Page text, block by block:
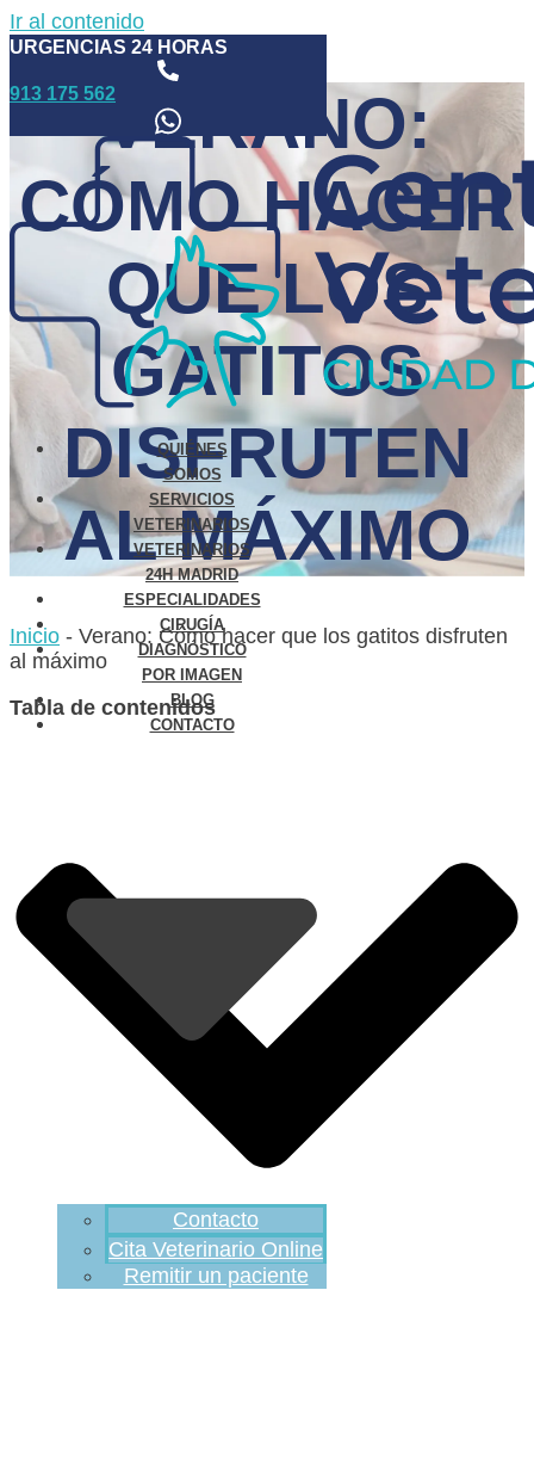
Ir al contenido
URGENCIAS 24 HORAS
913 175 562
QUIÉNES
SOMOS
SERVICIOS
VETERINARIOS
VETERINARIOS
24H MADRID
ESPECIALIDADES
CIRUGÍA
DIAGNÓSTICO
POR IMAGEN
BLOG
CONTACTO
Contacto
Cita Veterinario Online
Remitir un paciente
VERANO:
CÓMO HACER
QUE LOS
GATITOS
DISFRUTEN
AL MÁXIMO
Inicio - Verano: Cómo hacer que los gatitos disfruten
al máximo
Tabla de contenidos